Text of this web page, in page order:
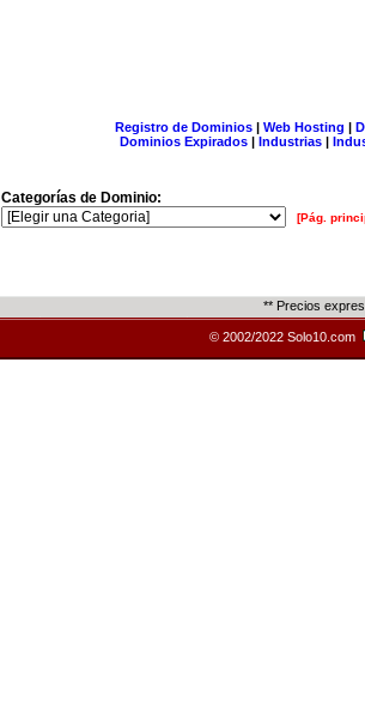
Registro de Dominios| Web Hosting |
Dominios Expirados | Industrias |
Categorías de Dominio:
[Pág.
** Precios
© 2002/2022 Solo10.com